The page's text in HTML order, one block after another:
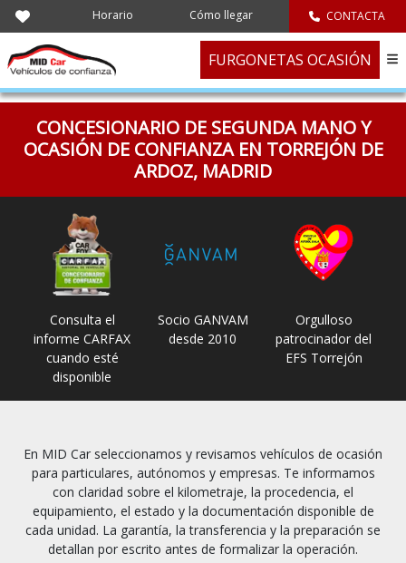
Horario Cómo llegar CONTACTA
FURGONETAS OCASIÓN
CONCESIONARIO DE SEGUNDA MANO Y
OCASIÓN DE CONFIANZA EN TORREJÓN DE
ARDOZ, MADRID
Turismos, furgonetas y vehículos industriales
Encuentra un vehículo adaptado a tu actividad o a tu vida diaria.
Marca
Todas las marcas
Todos los modelos
Precio hasta
BUSCAR COCHES
Consulta el
informe CARFAX
cuando esté
disponible
Socio GANVAM
desde 2010
Orgulloso
patrocinador del
EFS Torrejón
En MID Car seleccionamos y revisamos vehículos de ocasión
para particulares, autónomos y empresas. Te informamos
con claridad sobre el kilometraje, la procedencia, el
equipamiento, el estado y la documentación disponible de
cada unidad. La garantía, la transferencia y la preparación se
detallan por escrito antes de formalizar la operación.